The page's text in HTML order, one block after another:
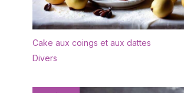
Cake aux coings et aux dattes
Divers